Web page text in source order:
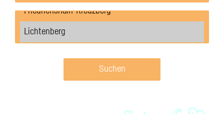
Suchen